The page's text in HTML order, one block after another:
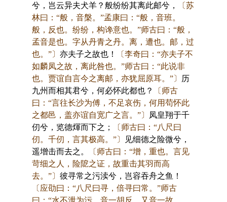
兮，岂云异夫犬羊？般纷纷其离此邮兮，
〔苏
林曰：“般，音槃。”孟康曰：“般，音班。
般，反也。纷纷，构谗意也。”师古曰：“般，
孟音是也。字从丹青之丹。离，遭也。邮，过
也。”〕 亦夫子之故也！
〔李奇曰：“亦夫子不
如麟凤之故，离此咎也。”师古曰：“此说非
也。贾谊自言今之离邮，亦犹屈原耳。”〕
历
九州而相其君兮，何必怀此都也？
〔师古
曰：“言往长沙为傅，不足哀伤，何用苟怀此
之都邑，盖亦谊自宽广之言。”〕
凤皇翔于千
仞兮，览德煇而下之；
〔师古曰：“八尺曰
仞。千仞，言其极高。”〕
见细德之险微兮，
遥增击而去之。
〔师古曰：“增，重也。言见
苛细之人，险阸之证，故重击其羽而高
去。”〕 彼寻常之污渎兮，岂容吞舟之鱼！
〔应劭曰：“八尺曰寻，倍寻曰常。”师古
曰：“水不泄为污，音一胡反，又音一故